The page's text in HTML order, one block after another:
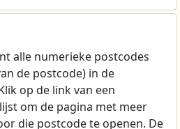
alle numerieke postcodes
de postcode) in de
op de link van een
om de pagina met meer
die postcode te openen. De